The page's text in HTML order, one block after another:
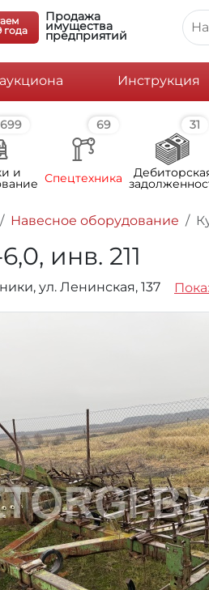
года
Продажа
имущества
предприятий
Инструкция
699
и
69
Спецтехника
31
Навесное оборудование
инв. 211
ул. Ленинская, 137